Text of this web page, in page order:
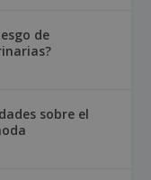
de
sobre el